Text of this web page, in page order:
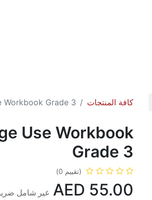
كافة المنتجات Workbook Grade 3
Use Workbook
Grade 3
(تقييم 0)
55.00 غير شامل